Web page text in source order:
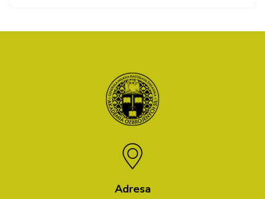
Adresa